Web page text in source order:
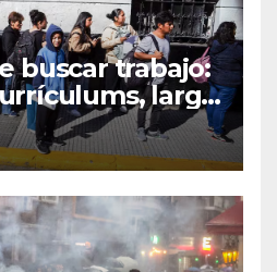
buscar trabajo:
larga
puestos